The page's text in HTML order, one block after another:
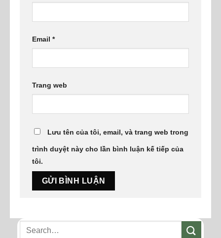
Email *
Trang web
Lưu tên của tôi, email, và trang web trong
trình duyệt này cho lần bình luận kế tiếp của
tôi.